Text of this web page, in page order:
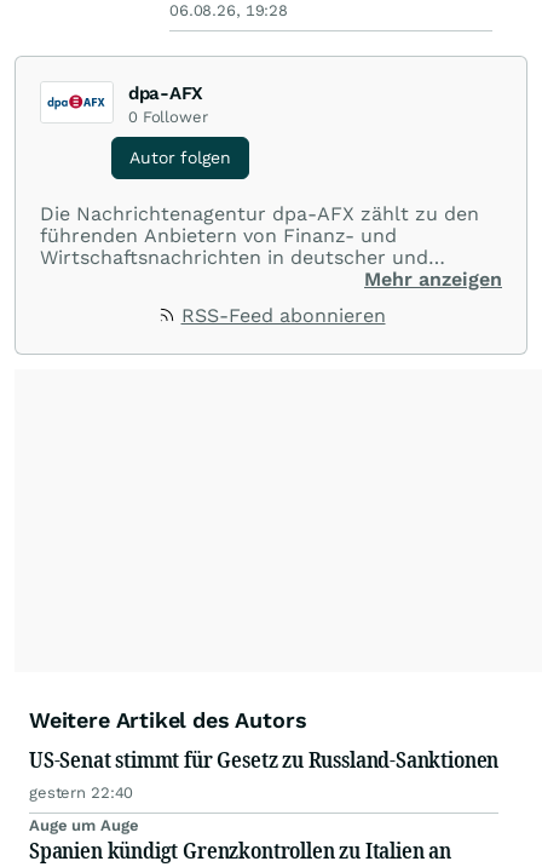
06.08.26, 19:28
dpa-AFX
0 Follower
Autor folgen
Die Nachrichtenagentur dpa-AFX zählt zu den
führenden Anbietern von Finanz- und
Wirtschaftsnachrichten in deutscher und
englischer Sprache. Gestützt auf ein
dpa-AFX unabhängig, zuverlässig und schnell
Mehr anzeigen
RSS-Feed abonnieren
Weitere Artikel des Autors
US-Senat stimmt für Gesetz zu Russland-Sanktionen
gestern 22:40
Auge um Auge
Spanien kündigt Grenzkontrollen zu Italien an